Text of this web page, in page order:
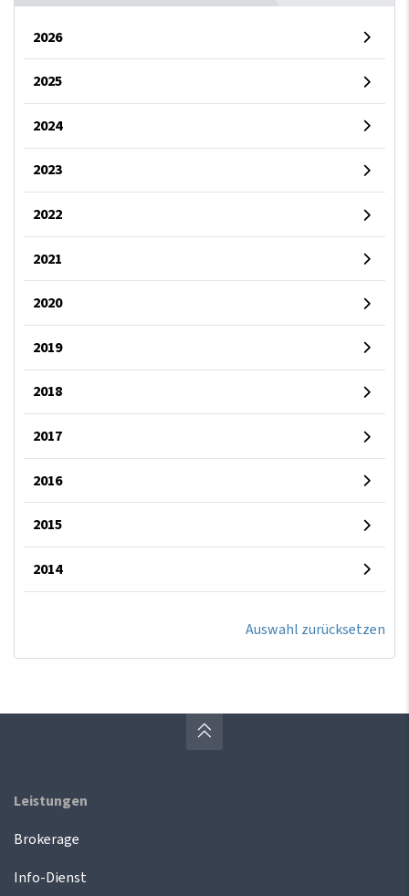
2026
2025
2024
2023
2022
2021
2020
2019
2018
2017
2016
2015
2014
Auswahl zurücksetzen
Leistungen
Brokerage
Info-Dienst